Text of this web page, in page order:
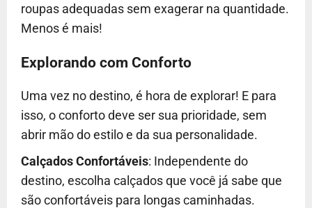
roupas adequadas sem exagerar na quantidade.
Menos é mais!
Explorando com Conforto
Uma vez no destino, é hora de explorar! E para
isso, o conforto deve ser sua prioridade, sem
abrir mão do estilo e da sua personalidade.
Calçados Confortáveis: Independente do
destino, escolha calçados que você já sabe que
são confortáveis para longas caminhadas.